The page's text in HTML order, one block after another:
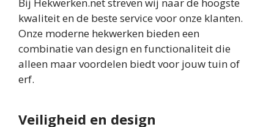
Bij Hekwerken.net streven wij naar de hoogste
kwaliteit en de beste service voor onze klanten.
Onze moderne hekwerken bieden een
combinatie van design en functionaliteit die
alleen maar voordelen biedt voor jouw tuin of
erf.
Veiligheid en design